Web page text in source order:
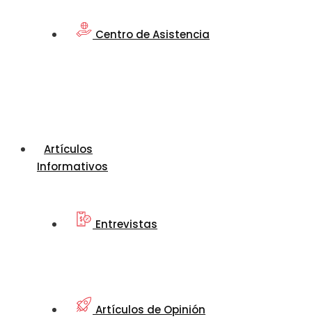
Centro de Asistencia
Artículos
Informativos
Entrevistas
Artículos de Opinión